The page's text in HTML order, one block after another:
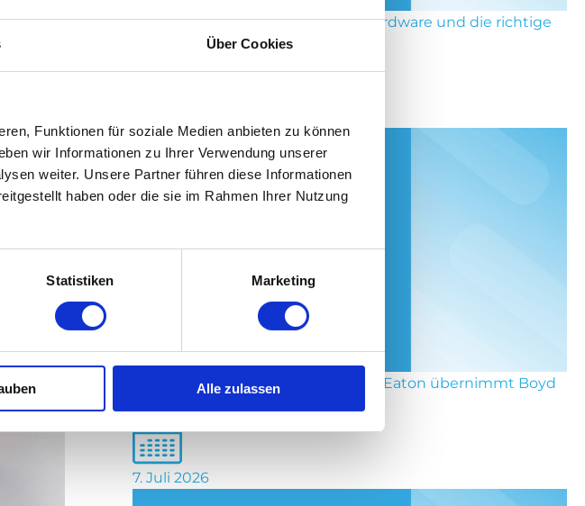
Über Cookies
Funktionen für soziale Medien anbieten zu können
wir Informationen zu Ihrer Verwendung unserer
weiter. Unsere Partner führen diese Informationen
haben oder die sie im Rahmen Ihrer Nutzung
Statistiken Marketing
Alle zulassen
eignet
IT-
ist.
Sachen
Unternehmensserver: Typen, Hardware und die richtige
Von der Steckdose bis zum Chip: Eaton übernimmt Boyd
Thermal
7. Juli 2026